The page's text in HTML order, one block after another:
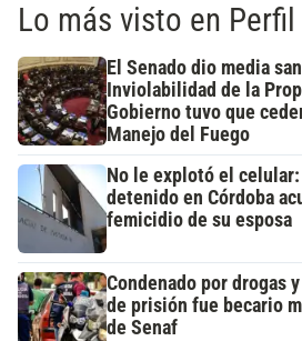
Lo más visto en Perfil
El Senado dio media
Inviolabilidad de la
Gobierno tuvo que
Manejo del Fuego
No le explotó el
detenido en Córdoba
femicidio de su esposa
Condenado por drogas
de prisión fue becario
de Senaf